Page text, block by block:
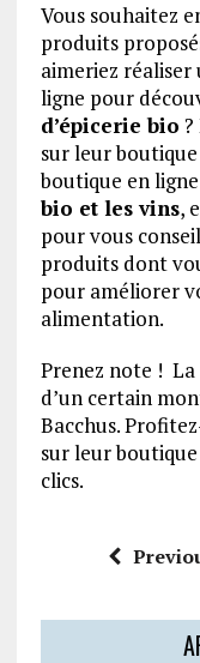
Vous souhaitez
produits
aimeriez
ligne pour
d’épicerie bio
sur leur
boutique en ligne
bio et les vins,
pour vous
produits dont
pour améliorer
alimentation.
Prenez note !
d’un certain
Bacchus.
sur leur
clics.